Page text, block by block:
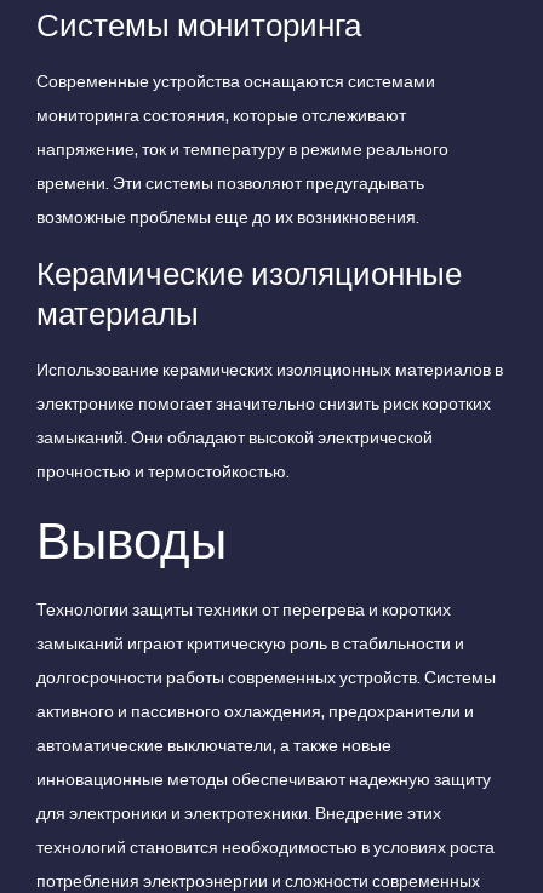
Системы мониторинга
Современные устройства оснащаются системами
мониторинга состояния, которые отслеживают
напряжение, ток и температуру в режиме реального
времени. Эти системы позволяют предугадывать
возможные проблемы еще до их возникновения.
Керамические изоляционные
материалы
Использование керамических изоляционных материалов в
электронике помогает значительно снизить риск коротких
замыканий. Они обладают высокой электрической
прочностью и термостойкостью.
Выводы
Технологии защиты техники от перегрева и коротких
замыканий играют критическую роль в стабильности и
долгосрочности работы современных устройств. Системы
активного и пассивного охлаждения, предохранители и
автоматические выключатели, а также новые
инновационные методы обеспечивают надежную защиту
для электроники и электротехники. Внедрение этих
технологий становится необходимостью в условиях роста
потребления электроэнергии и сложности современных